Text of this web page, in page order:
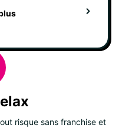
risque sans franchise et